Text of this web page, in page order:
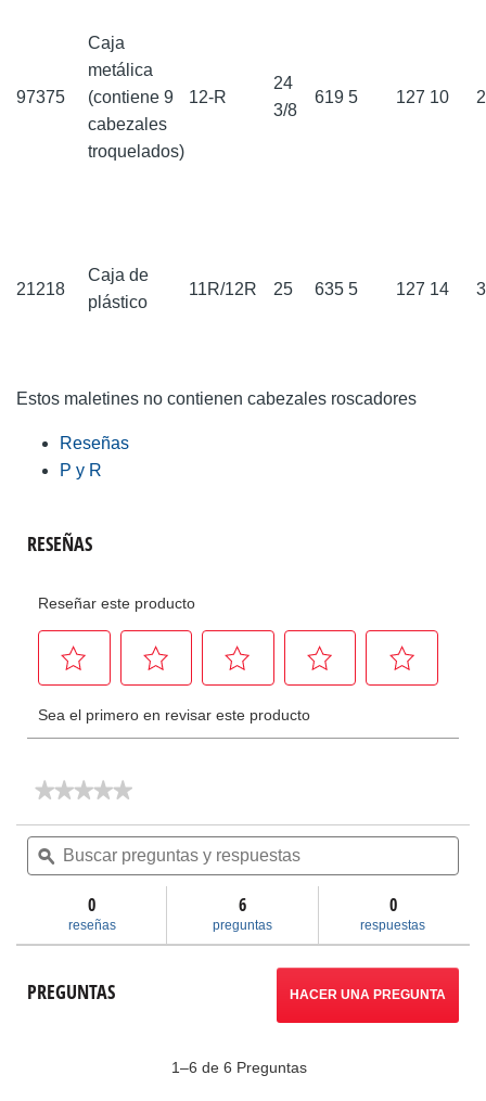
97375
Caja
metálica
(contiene 9
cabezales
troquelados)
12-R
24
3/8
619 5 127 10
21218
Caja de
plástico
11R/12R 25 635 5 127 14
Estos maletines no contienen cabezales roscadores
Reseñas
P y R
★★★★★
★★★★★
hay
de
de
transporte
Buscar
preguntas
y
respuestas
ϙ
0
reseñas
6
preguntas
0
respuestas
PREGUNTAS HACER UNA PREGUNTA
1–6 de 6 Preguntas